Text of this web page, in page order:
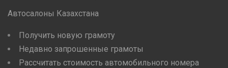
Автосалоны Казахстана
Получить новую грамоту
Недавно запрошенные грамоты
Рассчитать стоимость автомобильного номера